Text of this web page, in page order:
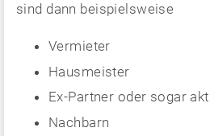
sind dann beispielsweise
Vermieter
Hausmeister
Ex-Partner oder sogar
Nachbarn